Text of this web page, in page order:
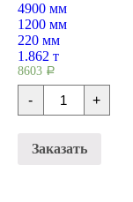
4900 мм
1200 мм
220 мм
1.862 т
8603 Р
-
Плиты
перекрытия
49-
+
Заказать